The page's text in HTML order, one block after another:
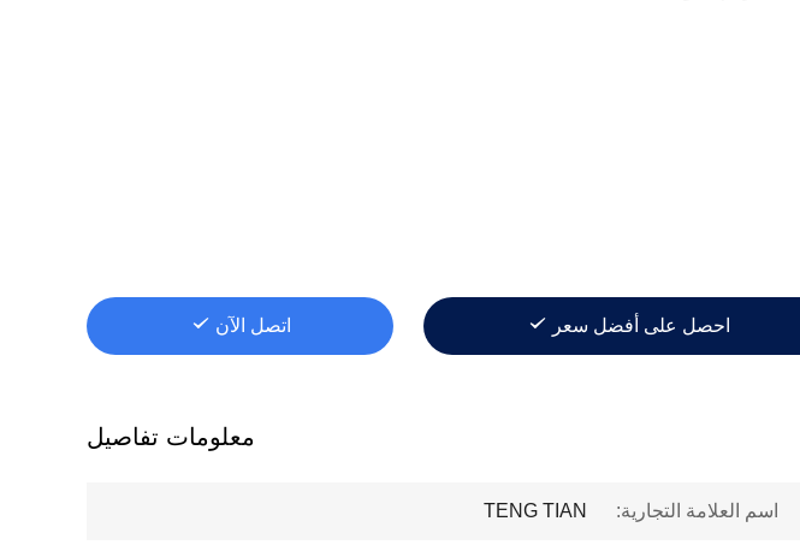
احصل على أفضل سعر اتصل الآن
معلومات تفاصيل
اسم العلامة التجارية: TENG TIAN